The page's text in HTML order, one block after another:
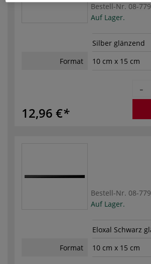
Bestell-Nr. 08-
Auf Lager.
Silber glänzend
Format
10 cm x 15 cm
12,96 €
-
Bestell-Nr. 08-
Auf Lager.
Eloxal Schwarz
Format
10 cm x 15 cm